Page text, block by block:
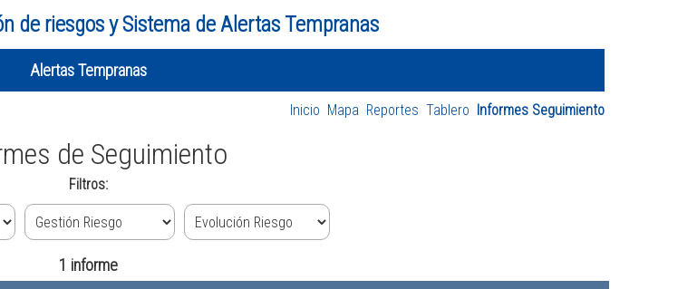
de riesgos y Sistema de Alertas Tempranas
Alertas Tempranas
Inicio Mapa Reportes Tablero Informes Seguimiento
de Seguimiento
Filtros:
1 informe